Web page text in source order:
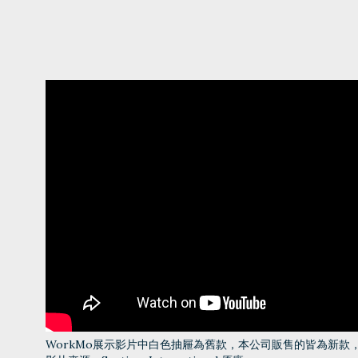
WorkMo展示影片中白色抽屜為舊款，本公司販售的皆為新款